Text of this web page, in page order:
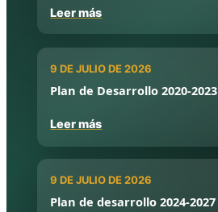
Leer más
9 DE JULIO DE 2026
Plan de Desarrollo 2020-2023
Leer más
9 DE JULIO DE 2026
Plan de desarrollo 2024-2027